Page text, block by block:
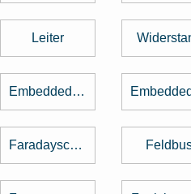
Leiter
Embedded Software
Faradayscher Käfig